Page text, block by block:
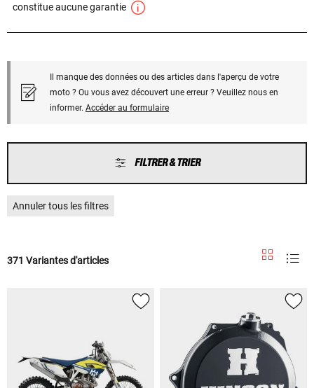
constitue aucune garantie
Il manque des données ou des articles dans l'aperçu de votre
moto ? Ou vous avez découvert une erreur ? Veuillez nous en
informer. Accéder au formulaire
FILTRER & TRIER
Annuler tous les filtres
371 Variantes d'articles